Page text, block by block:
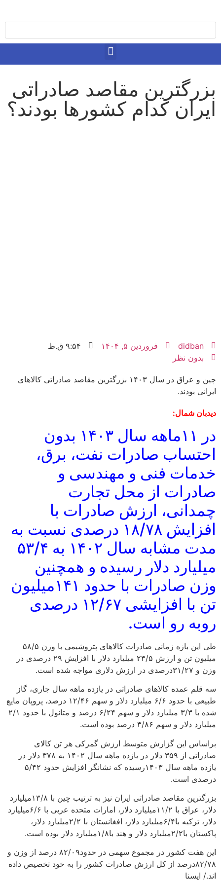
بزرگترین مقاصد صادراتی
ایران کدام کشورها بودند؟
didban فروردین ۵, ۱۴۰۴
۹:۵۴ ق.ظ
بدون نظر
چین و عراق در سال ۱۴۰۳ بزرگترین مقاصد صادراتی کالاهای
ایرانی بودند.
دیدبان شمال:
در ۱۱ماهه سال ۱۴۰۳ بدون
احتساب صادرات نفت، برق،
خدمات فنی و مهندسی و
صادرات از محل تجارت
چمدانی، ارزش صادرات با
افزایش ۱۸/۷۸ درصدی نسبت به
مدت مشابه سال ۱۴۰۲ به ۵۳/۴
میلیارد دلار رسیده و همچنین
وزن صادرات با حدود ۱۴۱میلیون
تن با افزایشی ۱۲/۶۷ درصدی
روبه رو است.
طی این بازه زمانی صادرات کالاهای پتروشیمی با وزن ۵۸/۵
میلیون تن و ارزش ۲۳/۵ میلیارد دلار با افزایش ۲۹ درصدی در
وزن و ۳۱/۲۷درصدی در ارزش دلاری مواجه شده است.
سه قلم عمده کالاهای صادراتی در یازده ماهه سال جاری، گاز
طبیعی با حدود ۶/۶ میلیارد دلار و سهم ۱۲/۴۶ درصد، پروپان مایع
شده با ۳/۳ میلیارد دلار و سهم ۶/۲۴ درصد و متانول با حدود ۲/۱
میلیارد دلار و سهم ۳/۸۶ درصد بوده است.
براساس این گزارش متوسط ارزش گمرکی هر تن کالای
صادراتی از ۳۵۹ دلار در یازده ماهه سال ۱۴۰۲ به ۳۷۸ دلار در
یازده ماهه سال ۱۴۰۳رسیده که نشانگر افزایش حدود ۵/۴۲
درصدی است.
بزرگترین مقاصد صادراتی ایران نیز به ترتیب چین با ۱۳/۸میلیارد
دلار، عراق با ۱۱/۲میلیارد دلار، امارات متحده عربی با ۶/۶میلیارد
دلار، ترکیه با۶/۴میلیارد دلار، افغانستان با ۲/۲میلیارد دلار،
پاکستان با۲/۲میلیارد دلار و هند با۱/۸میلیارد دلار بوده است.
این هفت کشور در مجموع سهمی در حدود۸۲/۰۹ درصد از وزن و
۸۲/۷۸درصد از کل ارزش صادرات کشور را به خود تخصیص داده‌
اند./ ایسنا